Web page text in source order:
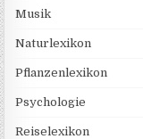
Musik
Naturlexikon
Pflanzenlexikon
Psychologie
Reiselexikon